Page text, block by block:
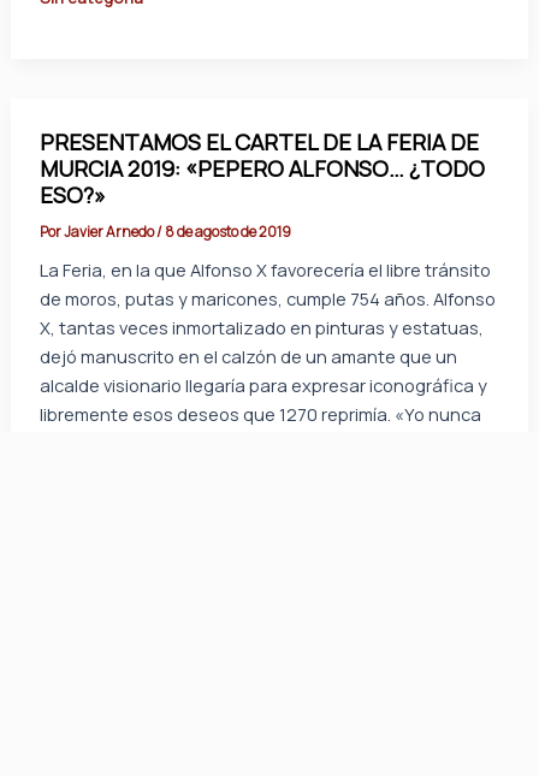
PRESENTAMOS EL CARTEL DE LA FERIA DE
MURCIA 2019: «PEPERO ALFONSO… ¿TODO
ESO?»
PorJavier Arnedo/8 de agosto de 2019
La Feria, en la que Alfonso X favorecería el libre tránsito
de moros, putas y maricones, cumple 754 años. Alfonso
X, tantas veces inmortalizado en pinturas y estatuas,
dejó manuscrito en el calzón de un amante que un
alcalde visionario llegaría para expresar iconográfica y
libremente esos deseos que 1270 reprimía. «Yo nunca